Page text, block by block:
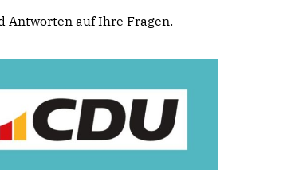
Antworten auf Ihre Fragen.